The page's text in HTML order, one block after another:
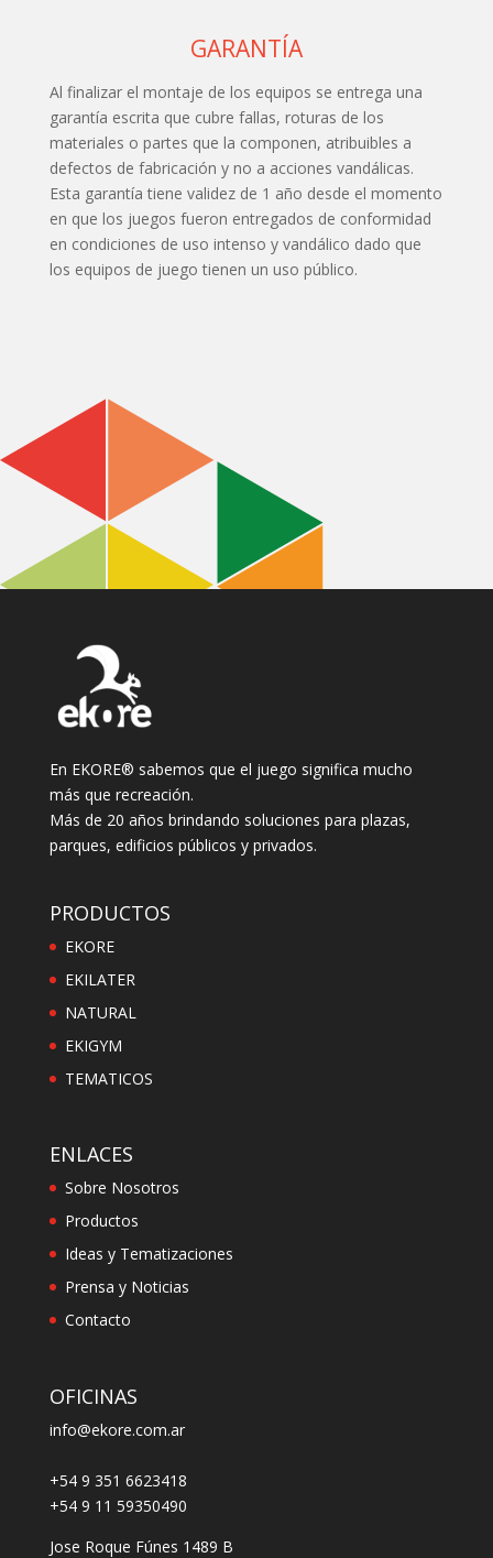
GARANTÍA
Al finalizar el montaje de los equipos se entrega una
garantía escrita que cubre fallas, roturas de los
materiales o partes que la componen, atribuibles a
defectos de fabricación y no a acciones vandálicas.
Esta garantía tiene validez de 1 año desde el momento
en que los juegos fueron entregados de conformidad
en condiciones de uso intenso y vandálico dado que
los equipos de juego tienen un uso público.
En EKORE® sabemos que el juego significa mucho
más que recreación.
Más de 20 años brindando soluciones para plazas,
parques, edificios públicos y privados.
PRODUCTOS
EKORE
EKILATER
NATURAL
EKIGYM
TEMATICOS
ENLACES
Sobre Nosotros
Productos
Ideas y Tematizaciones
Prensa y Noticias
Contacto
OFICINAS
info@ekore.com.ar
+54 9 351 6623418
+54 9 11 59350490
Jose Roque Fúnes 1489 B